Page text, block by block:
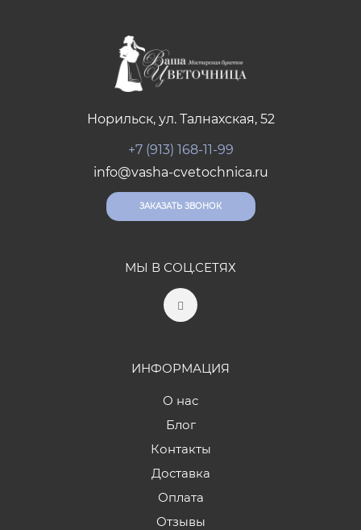
Норильск, ул. Талнахская, 52
+7 (913) 168-11-99
info@vasha-cvetochnica.ru
ЗАКАЗАТЬ ЗВОНОК
МЫ В СОЦ.СЕТЯХ
ИНФОРМАЦИЯ
О нас
Блог
Контакты
Доставка
Оплата
Отзывы